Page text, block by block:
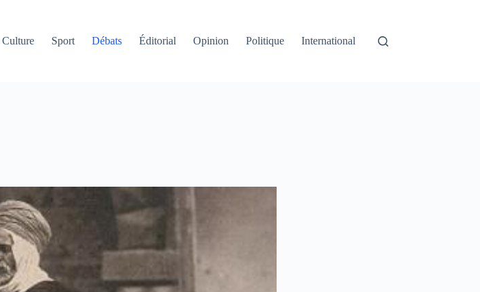
Culture Sport Débats Éditorial Opinion Politique International